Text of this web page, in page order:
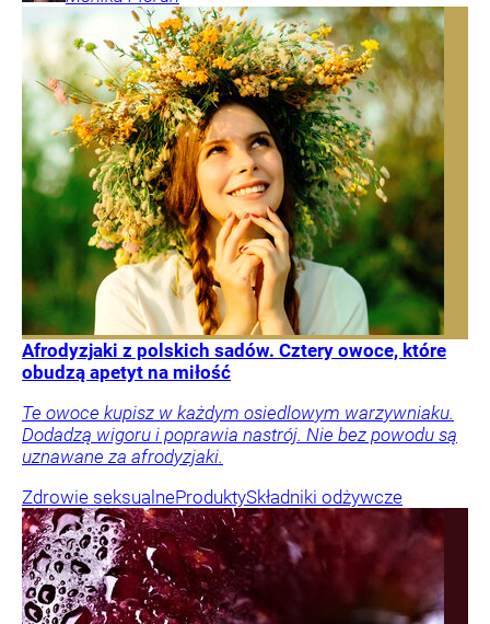
Afrodyzjaki z polskich sadów. Cztery owoce, które
obudzą apetyt na miłość
Te owoce kupisz w każdym osiedlowym warzywniaku.
Dodadzą wigoru i poprawia nastrój. Nie bez powodu są
uznawane za afrodyzjaki.
Zdrowie seksualneProduktySkładniki odżywcze